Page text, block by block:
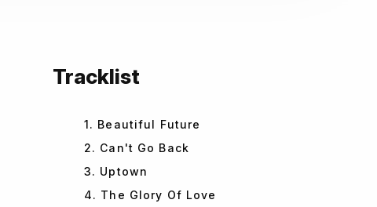
Tracklist
1. Beautiful Future
2. Can't Go Back
3. Uptown
4. The Glory Of Love